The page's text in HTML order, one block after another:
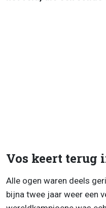
Vos keert terug
Alle ogen waren deels
bijna twee jaar weer een